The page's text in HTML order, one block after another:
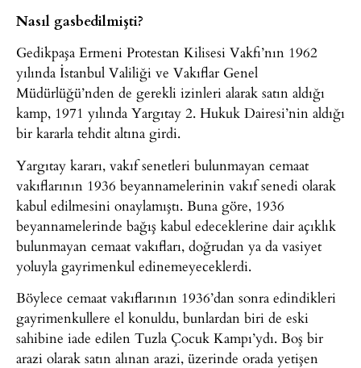
Nasıl gasbedilmişti?
Gedikpaşa Ermeni Protestan Kilisesi Vakfı’nın 1962
yılında İstanbul Valiliği ve Vakıflar Genel
Müdürlüğü’nden de gerekli izinleri alarak satın aldığı
kamp, 1971 yılında Yargıtay 2. Hukuk Dairesi’nin aldığı
bir kararla tehdit altına girdi.
Yargıtay kararı, vakıf senetleri bulunmayan cemaat
vakıflarının 1936 beyannamelerinin vakıf senedi olarak
kabul edilmesini onaylamıştı. Buna göre, 1936
beyannamelerinde bağış kabul edeceklerine dair açıklık
bulunmayan cemaat vakıfları, doğrudan ya da vasiyet
yoluyla gayrimenkul edinemeyeceklerdi.
Böylece cemaat vakıflarının 1936’dan sonra edindikleri
gayrimenkullere el konuldu, bunlardan biri de eski
sahibine iade edilen Tuzla Çocuk Kampı’ydı. Boş bir
arazi olarak satın alınan arazi, üzerinde orada yetişen